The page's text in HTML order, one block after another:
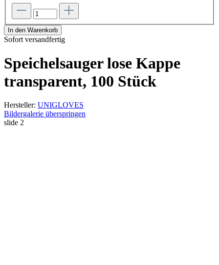
In den Warenkorb
Sofort versandfertig
Speichelsauger lose Kappe
transparent, 100 Stück
Hersteller: UNIGLOVES
Bildergalerie überspringen
slide 2